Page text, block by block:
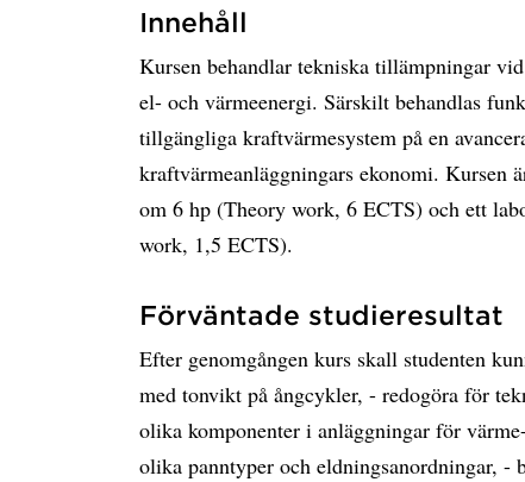
Innehåll
Kursen behandlar tekniska tillämpningar
el- och värmeenergi. Särskilt behandlas
tillgängliga kraftvärmesystem på en
kraftvärmeanläggningars ekonomi. Kursen
om 6 hp (Theory work, 6 ECTS) och ett
work, 1,5 ECTS).
Förväntade studieresultat
Efter genomgången kurs skall studenten
med tonvikt på ångcykler, - redogöra för
olika komponenter i anläggningar för
olika panntyper och eldningsanordningar, -